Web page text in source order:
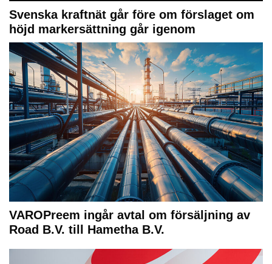
Svenska kraftnät går före om förslaget om
höjd markersättning går igenom
VAROPreem ingår avtal om försäljning av
Road B.V. till Hametha B.V.